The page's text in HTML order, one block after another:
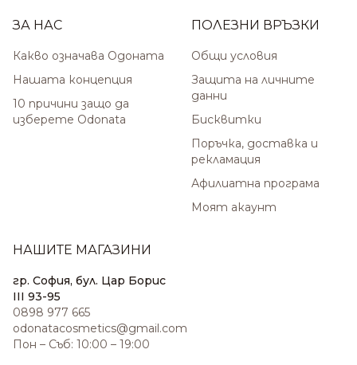
ЗА НАС
Какво означава Одоната
Нашата концепция
10 причини защо да
изберете Odonata
ПОЛЕЗНИ ВРЪЗКИ
Общи условия
Защита на личните
данни
Бисквитки
Поръчка, доставка и
рекламация
Афилиатна програма
Моят акаунт
НАШИТЕ МАГАЗИНИ
гр. София, бул. Цар Борис
III 93-95
0898 977 665
odonatacosmetics@gmail.com
Пон – Съб: 10:00 – 19:00